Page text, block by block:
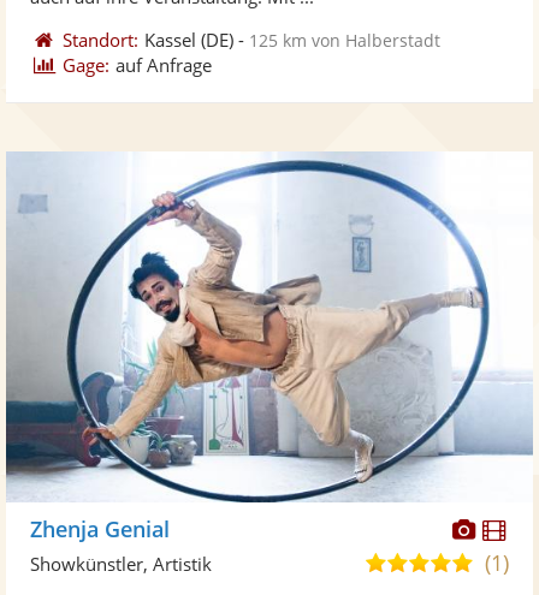
Standort: Kassel (DE) - 125 km von Halberstadt
Gage: auf Anfrage
Zhenja Genial
5,0(1)
Showkünstler, Artistik